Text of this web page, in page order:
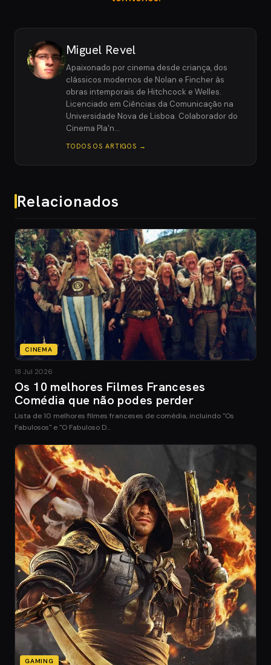
Miguel Revel
Apaixonado por cinema desde criança, dos
clássicos modernos de Nolan e Fincher às
obras intemporais de Hitchcock e Welles.
Licenciado em Ciências da Comunicação na
Universidade Nova de Lisboa. Colaborador do
Cinema Pla'n…
TODOS OS ARTIGOS →
Relacionados
CINEMA
18 Jul 2026
Os 10 melhores Filmes Franceses
Comédia que não podes perder
Lista de 10 melhores filmes franceses de comédia, incluindo "Os
Fabulosos" e "O Fabuloso D…
GAMING